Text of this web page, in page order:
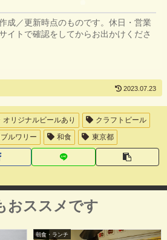
成／更新時点のものです。休日・営業
イトで確認をしてからお出かけくださ
2023.07.23
オリジナルビールあり
クラフトビール
ルワリー 和食 東京都
おススメです
朝食・ランチ